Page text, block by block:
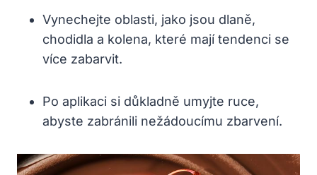
Vynechejte oblasti, jako jsou dlaně,
chodidla a kolena, které mají tendenci se
více zabarvit.
Po aplikaci si důkladně umyjte ruce,
abyste zabránili nežádoucímu zbarvení.